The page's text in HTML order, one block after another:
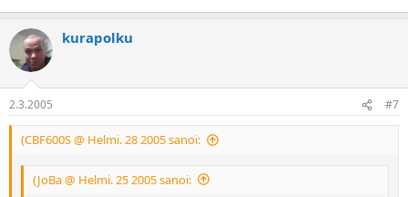
kurapolku
2.3.2005 #7
(CBF600S @ Helmi. 28 2005 sanoi:
(JoBa @ Helmi. 25 2005 sanoi: